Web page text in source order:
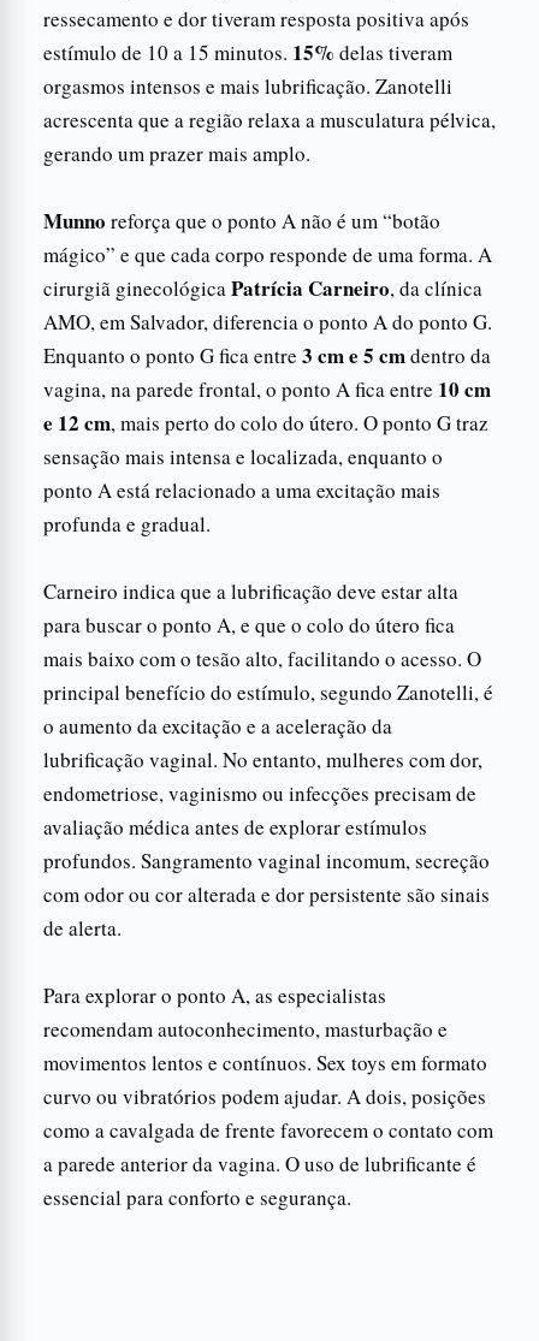
ressecamento e dor tiveram resposta positiva após
estímulo de 10 a 15 minutos. 15% delas tiveram
orgasmos intensos e mais lubrificação. Zanotelli
acrescenta que a região relaxa a musculatura pélvica,
gerando um prazer mais amplo.
Munno reforça que o ponto A não é um “botão
mágico” e que cada corpo responde de uma forma. A
cirurgiã ginecológicaPatrícia Carneiro, da clínica
AMO, em Salvador, diferencia o ponto A do ponto G.
Enquanto o ponto G fica entre 3 cm e 5 cmdentro da
vagina, na parede frontal, o ponto A fica entre 10 cm
e 12 cm, mais perto do colo do útero. O ponto G traz
sensação mais intensa e localizada, enquanto o
ponto A está relacionado a uma excitação mais
profunda e gradual.
Carneiro indica que a lubrificação deve estar alta
para buscar o ponto A, e que o colo do útero fica
mais baixo com o tesão alto, facilitando o acesso. O
principal benefício do estímulo, segundo Zanotelli, é
o aumento da excitação e a aceleração da
lubrificação vaginal. No entanto, mulheres com dor,
endometriose, vaginismo ou infecções precisam de
avaliação médica antes de explorar estímulos
profundos. Sangramento vaginal incomum, secreção
com odor ou cor alterada e dor persistente são sinais
de alerta.
Para explorar o ponto A, as especialistas
recomendam autoconhecimento, masturbação e
movimentos lentos e contínuos. Sex toys em formato
curvo ou vibratórios podem ajudar. A dois, posições
como a cavalgada de frente favorecem o contato com
a parede anterior da vagina. O uso de lubrificante é
essencial para conforto e segurança.